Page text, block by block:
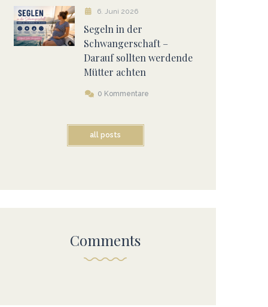
6. Juni 2026
Segeln in der
Schwangerschaft –
Darauf sollten werdende
Mütter achten
0 Kommentare
all posts
Comments